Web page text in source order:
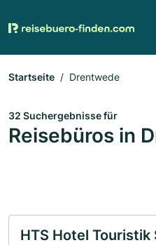
Startseite Drentwede
32 Suchergebnisse für
Reisebüros in
HTS Hotel Touristik